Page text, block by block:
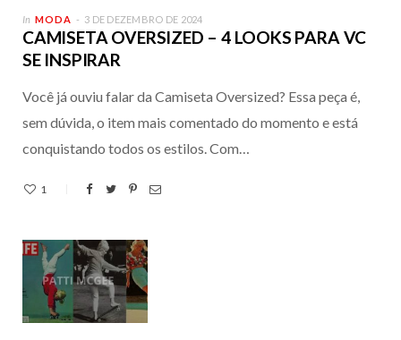
In MODA 3 DE DEZEMBRO DE 2024
CAMISETA OVERSIZED – 4 LOOKS PARA VC
SE INSPIRAR
Você já ouviu falar da Camiseta Oversized? Essa peça é,
sem dúvida, o item mais comentado do momento e está
conquistando todos os estilos. Com…
1